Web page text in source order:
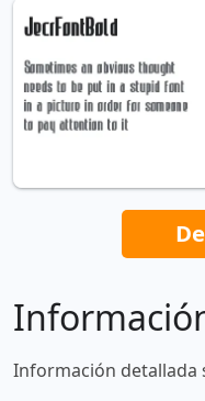
Información detallada